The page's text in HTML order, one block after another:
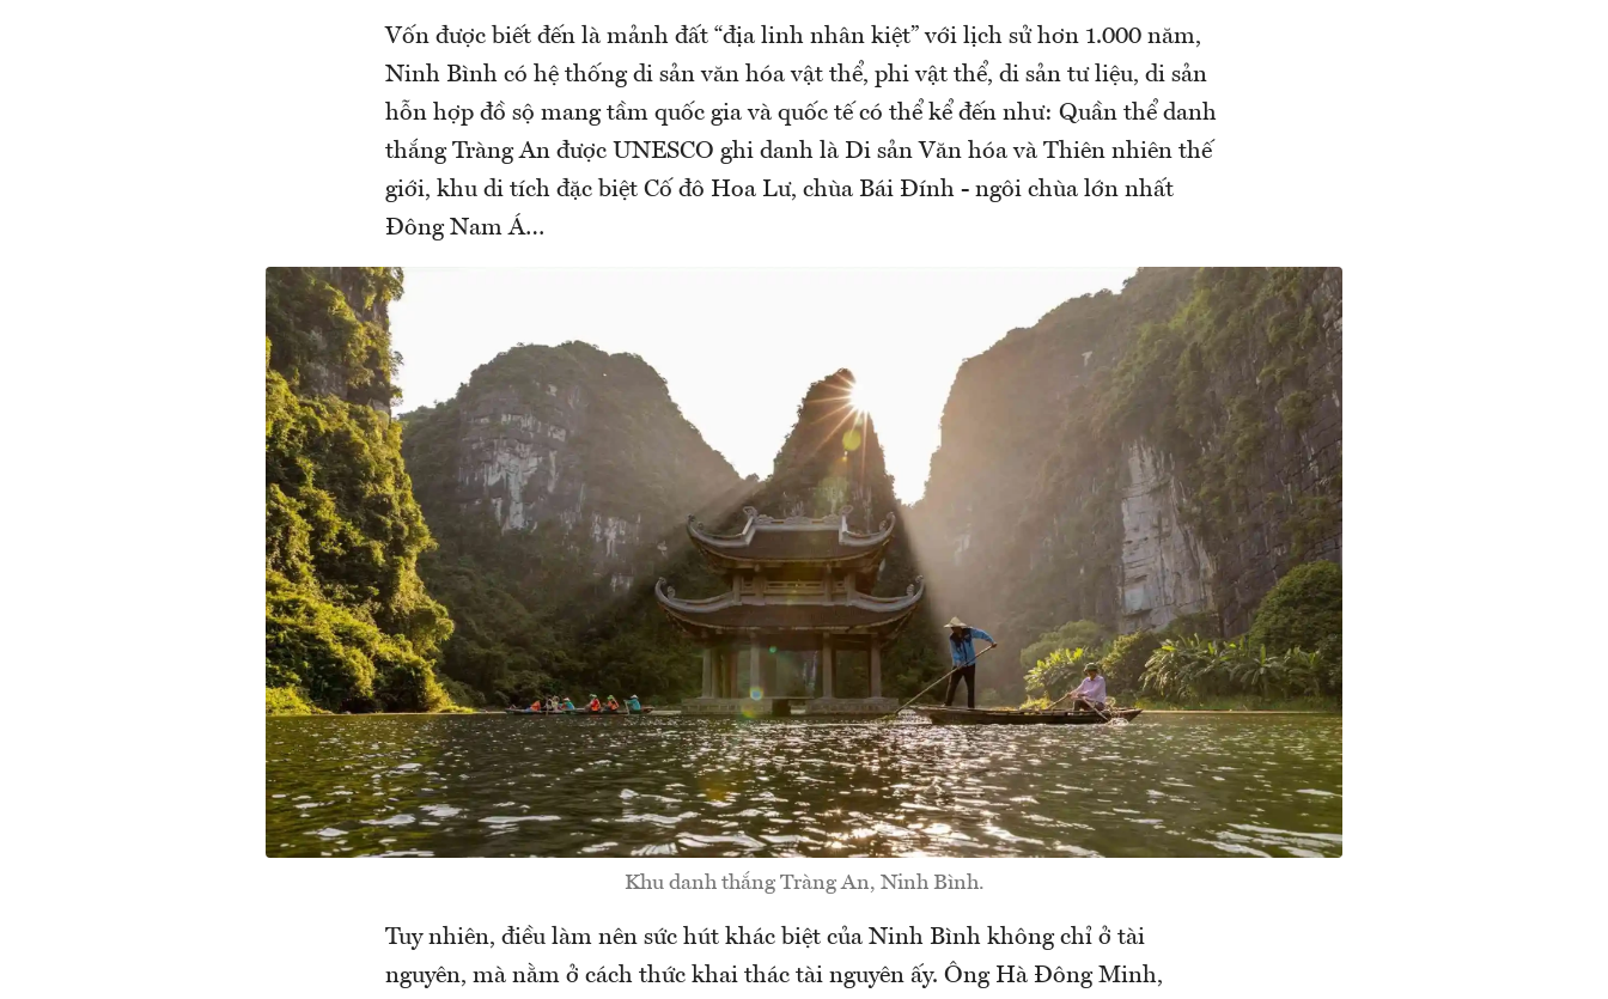
Vốn được biết đến là mảnh đất “địa linh nhân kiệt” với lịch sử hơn 1.000 năm,
Ninh Bình có hệ thống di sản văn hóa vật thể, phi vật thể, di sản tư liệu, di sản
hỗn hợp đồ sộ mang tầm quốc gia và quốc tế có thể kể đến như: Quần thể danh
thắng Tràng An được UNESCO ghi danh là Di sản Văn hóa và Thiên nhiên thế
giới, khu di tích đặc biệt Cố đô Hoa Lư, chùa Bái Đính - ngôi chùa lớn nhất
Đông Nam Á…
Khu danh thắng Tràng An, Ninh Bình.
Tuy nhiên, điều làm nên sức hút khác biệt của Ninh Bình không chỉ ở tài
nguyên, mà nằm ở cách thức khai thác tài nguyên ấy. Ông Hà Đông Minh,